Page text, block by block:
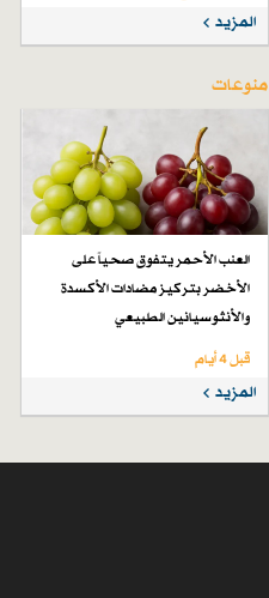
المزيد
منوعات
العنب الأحمر يتفوق صحياً على
الأخضر بتركيز مضادات الأكسدة
والأنثوسيانين الطبيعي
قبل 4 أيام
المزيد